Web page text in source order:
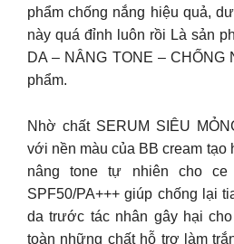
phẩm chống nắng hiệu quả,
này quá đỉnh luôn rồi Là sản
DA – NÂNG TONE – CHỐNG
phẩm.
Nhờ chất SERUM SIÊU
với nền màu của BB cream tạo
nâng tone tự nhiên cho
SPF50/PA+++ giúp chống lại
da trước tác nhân gây hại
toàn những chất hỗ trợ làm